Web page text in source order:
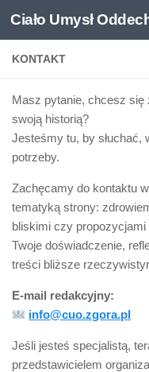
Przejdź do treści
Ciało Umysł
KONTAKT
Masz pytanie, chcesz się
swoją historią?
Jesteśmy tu, by słuchać,
potrzeby.
Zachęcamy do kontaktu
tematyką strony:
bliskimi czy
Twoje doświadczenie,
treści bliższe
E-mail redakcyjny:
info@cuo.zgora.pl
Jeśli jesteś specjalistą,
przedstawicielem